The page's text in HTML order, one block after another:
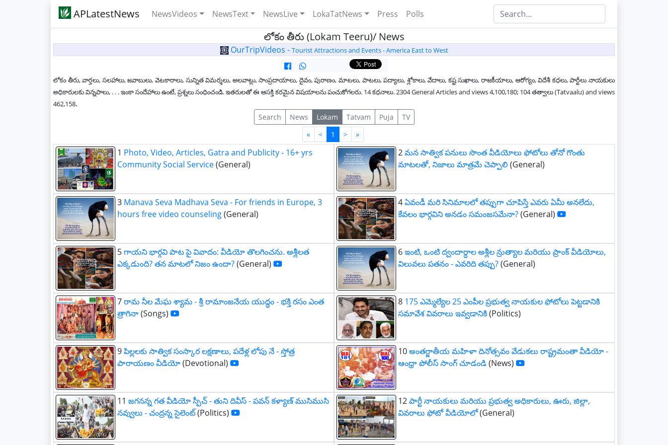
APLatestNews NewsVideos NewsText NewsLive LokaTatNews Press Polls
లోకం తీరు (Lokam Teeru)/ News
OurTripVideos - Tourist Attractions and Events - America East to West
లోకం తీరు, వార్తలు, సలహాలు, జవాబులు, వెటకారాలు, సున్నిత విమర్శలు, అలవాట్లు, సాంప్రదాయాలు, దైవం, పురాణం, మాటలు, పాటలు, పద్యాలు, శ్లోకాలు, వేదాలు, కష్ట సుఖాలు, రాజకీయాలు, ఆరోగ్యం, విదేశీ కధలు, పార్టీలు నాయకులు
అధికారులకు విన్నపాలు, . . . ఇంకా సందేహాలు ఉంటే, ప్రశ్నలు సంధించండి. ఇతరులతో ఈ ఆసక్తి కరమైన విషయాలను పంచుకోగలరు. 14 కధనాలు. 2304 General Articles and views 4,100,180; 104 తత్వాలు (Tatvaalu) and views
462,158.
Search News Lokam Tatvam Puja
TV
«First
< 1 > »Last
1 Photo, Video, Articles, Gatra and Publicity - 16+ yrs
Community Social Service(General)
2మన సాత్విక పనులు సొంత వీడియోలు ఫోటోలు తోనో గొంతు
మాటలతో, నిజాలు మాత్రమే చెప్పాలి(General)
3 Manava Seva Madhava Seva - For friends in Europe, 3
hours free video counseling(General)
4ఏవండీ మరి సినిమాలలో తప్పుగా చూపిస్తే ఎవరు ఏమీ అనలేదు,
కేవలం భార్గవిని అనడం సమంజసమేనా?(General)
5గాయని భార్గవి పాట పై వివాదం: వీడియో తొలగించను. అశ్లీలత
ఎక్కడుంది? తన మాటలో నిజం ఉందా?(General)
6ఇంటి, ఒంటి ద్వందార్ధాల అశ్లీల న్రుత్యాల మరియు ప్రాంక్ వీడియోలు,
విలువలు పతనం - ఎవరిది తప్పు?(General)
7రామ నీల మేఘ శ్యామ - శ్రీ రామాంజనేయ యుద్ధం - భక్తి రసం ఎంత
త్రాగినా(Songs)
8 175 ఎమ్మెల్యేల 25 ఎంపీల ప్రభుత్వ నాయకుల ఫోటోలు పెట్టడానికి
సమావేశ వివరాలు ఇవ్వడానికి(Politics)
9పిల్లలకు సాత్విక సంస్కార లక్షణాలు, పదేళ్ల లోపు నే - స్తోత్ర
పారాయణం వీడియో(Devotional)
10అంతర్జాతీయ మహిళా దినోత్సవం వేడుకలు రాష్ట్రమంతా వీడియో -
ఆంధ్రా పోలీస్ సాంగ్ చూడండి(News)
11 జగనన్న గత వీడియో స్పీచ్ - తుని దివీస్ - పవన్ కళ్యాణ్ ముసిముసి
నవ్వులు - చంద్రన్న సైలెంట్(Politics)
12పార్టీ నాయకులు మరియు ప్రభుత్వ అధికారులు, ఊరు, జిల్లా,
వివరాలు ఫోటో వీడియోలో(General)